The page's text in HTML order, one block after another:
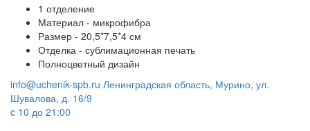
1 отделение
Материал - микрофибра
Размер - 20,5*7,5*4 см
Отделка - сублимационная печать
Полноцветный дизайн
info@uchenik-spb.ru Ленинградская область, Мурино, ул.
Шувалова, д. 16/9
c 10 до 21:00